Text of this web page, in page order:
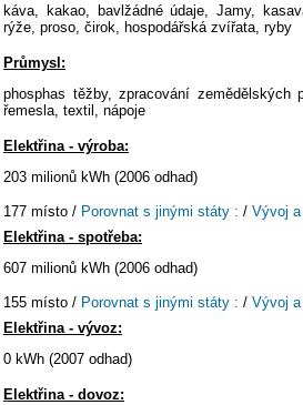
káva, kakao, bavlžádné údaje, Jamy,
rýže, proso, čirok, hospodářská zvířata, ryby
Průmysl:
phosphas těžby, zpracování zemědělských
řemesla, textil, nápoje
Elektřina - výroba:
203 milionů kWh (2006 odhad)
177 místo / Porovnat s jinými státy : / Vývoj
Elektřina - spotřeba:
607 milionů kWh (2006 odhad)
155 místo / Porovnat s jinými státy : / Vývoj
Elektřina - vývoz:
0 kWh (2007 odhad)
Elektřina - dovoz: